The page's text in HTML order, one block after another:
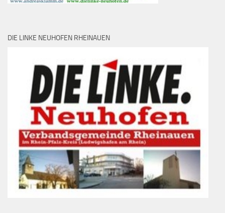
DIE LINKE NEUHOFEN RHEINAUEN